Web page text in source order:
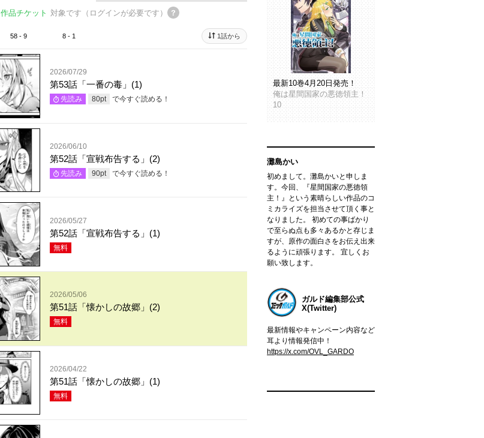
作品チケット 対象です（ログインが必要です）
58 - 9 8 - 1 1話から
2026/07/29
第53話「一番の毒」(1)
先読み 80pt で今すぐ読める！
2026/06/10
第52話「宣戦布告する」(2)
先読み 90pt で今すぐ読める！
2026/05/27
第52話「宣戦布告する」(1)
無料
2026/05/06
第51話「懐かしの故郷」(2)
無料
2026/04/22
第51話「懐かしの故郷」(1)
無料
最新10巻4月20日発売！
俺は星間国家の悪徳領主！
10
灘島かい
初めまして。灘島かいと申しま
す。今回、『星間国家の悪徳領
主！』という素晴らしい作品のコ
ミカライズを担当させて頂く事と
なりました。 初めての事ばかり
で至らぬ点も多々あるかと存じま
すが、原作の面白さをお伝え出来
るように頑張ります。 宜しくお
願い致します。
ガルド編集部公式
X(Twitter)
最新情報やキャンペーン内容など
耳より情報発信中！
https://x.com/OVL_GARDO